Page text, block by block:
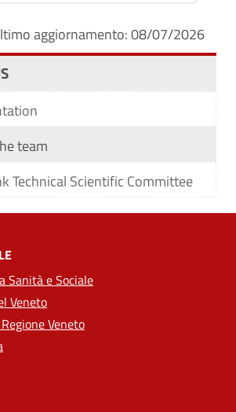
aggiornamento: 08/07/2026
team
Technical Scientific Committee
Sanità e Sociale
Veneto
Veneto